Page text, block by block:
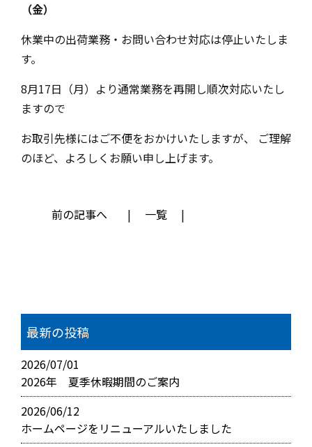
（金）
休業中の出荷業務・お問い合わせ対応は停止いたしま
す。
8月17日（月）より通常業務を再開し順次対応いたし
ますので
お取引先様にはご不便をおかけいたしますが、 ご理解
のほど、よろしくお願い申し上げます。
前の記事へ 一覧
最新の投稿
2026/07/01
2026年 夏季休暇期間のご案内
2026/06/12
ホームページをリニューアルいたしました